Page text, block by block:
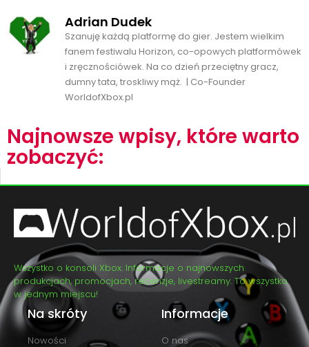
Adrian Dudek
Szanuję każdą platformę do gier. Jestem wielkim
fanem festiwalu Horizon, co-opowych platformówek
i zręcznościówek. Na co dzień przeciętny gracz,
dumny tata, troskliwy mąż. | Co-Founder
WorldofXbox.pl
Najnowsze wpisy, które warto
zobaczyć:
Wszystko o konsoli Xbox. Informacje o najnowszych
produkcjach, promocjach, recenzje, livestreamy. To wszystko
w jednym miejscu!
Na skróty
Nowości
Informacje
O nas